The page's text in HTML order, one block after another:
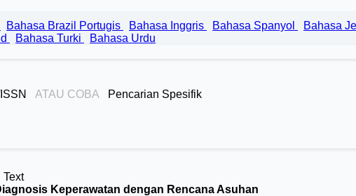
Bahasa Brazil Portugis Bahasa Inggris Bahasa Spanyol Bahasa
Bahasa Turki Bahasa Urdu
ATAU COBA Pencarian Spesifik
Text
Keperawatan dengan Rencana Asuhan